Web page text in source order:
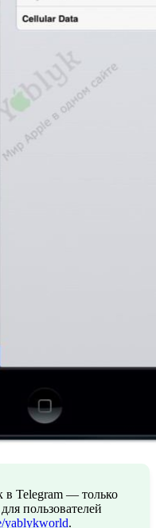
в Telegram — только
пользователей
yablykworld.